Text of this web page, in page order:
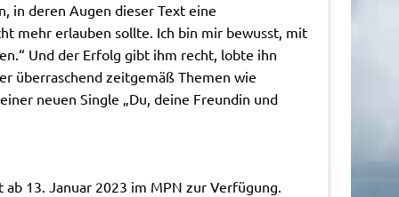
in deren Augen dieser Text eine
mehr erlauben sollte. Ich bin mir bewusst, mit
Und der Erfolg gibt ihm recht, lobte ihn
überraschend zeitgemäß Themen wie
neuen Single „Du, deine Freundin und
ab 13. Januar 2023 im MPN zur Verfügung.